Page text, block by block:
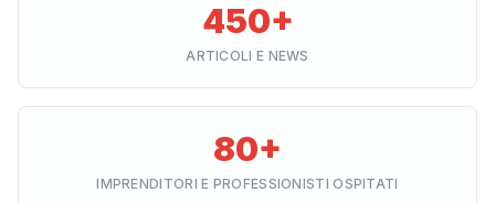
450+
ARTICOLI E NEWS
80+
IMPRENDITORI E PROFESSIONISTI OSPITATI